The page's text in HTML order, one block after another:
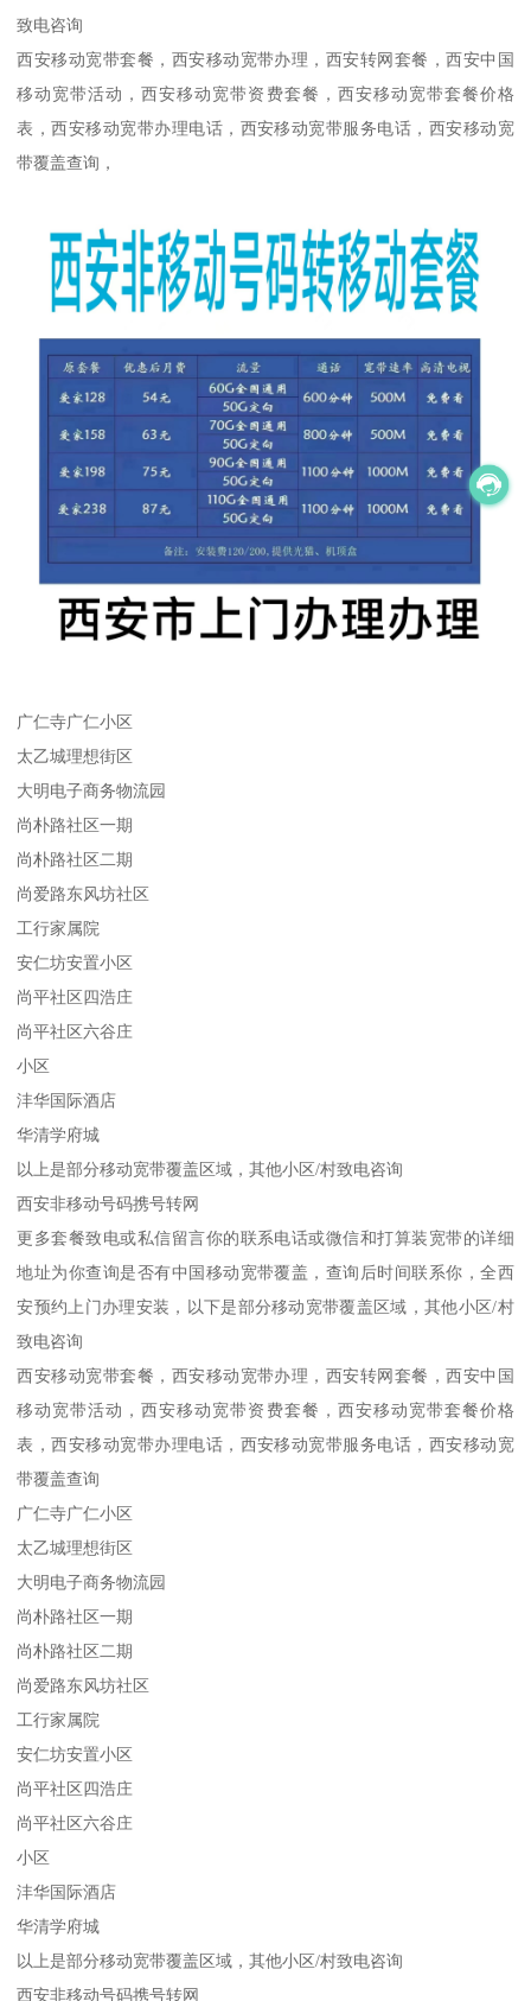
致电咨询
西安移动宽带套餐，西安移动宽带办理，西安转网套餐，西安中国
移动宽带活动，西安移动宽带资费套餐，西安移动宽带套餐价格
表，西安移动宽带办理电话，西安移动宽带服务电话，西安移动宽
带覆盖查询，
广仁寺广仁小区
太乙城理想街区
大明电子商务物流园
尚朴路社区一期
尚朴路社区二期
尚爱路东风坊社区
工行家属院
安仁坊安置小区
尚平社区四浩庄
尚平社区六谷庄
小区
沣华国际酒店
华清学府城
以上是部分移动宽带覆盖区域，其他小区/村致电咨询
西安非移动号码携号转网
更多套餐致电或私信留言你的联系电话或微信和打算装宽带的详细
地址为你查询是否有中国移动宽带覆盖，查询后时间联系你，全西
安预约上门办理安装，以下是部分移动宽带覆盖区域，其他小区/村
致电咨询
西安移动宽带套餐，西安移动宽带办理，西安转网套餐，西安中国
移动宽带活动，西安移动宽带资费套餐，西安移动宽带套餐价格
表，西安移动宽带办理电话，西安移动宽带服务电话，西安移动宽
带覆盖查询
广仁寺广仁小区
太乙城理想街区
大明电子商务物流园
尚朴路社区一期
尚朴路社区二期
尚爱路东风坊社区
工行家属院
安仁坊安置小区
尚平社区四浩庄
尚平社区六谷庄
小区
沣华国际酒店
华清学府城
以上是部分移动宽带覆盖区域，其他小区/村致电咨询
西安非移动号码携号转网